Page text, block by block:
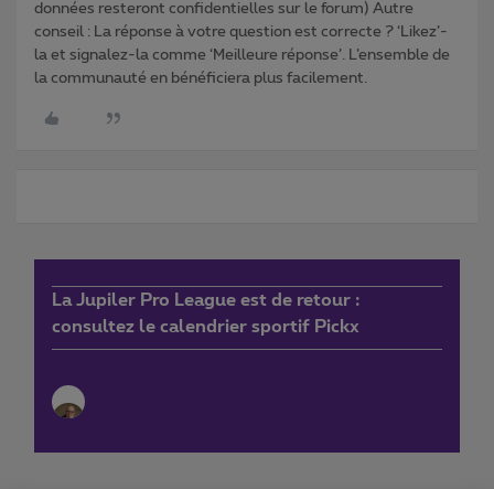
données resteront confidentielles sur le forum) Autre
conseil : La réponse à votre question est correcte ? ‘Likez’-
la et signalez-la comme ‘Meilleure réponse’. L’ensemble de
la communauté en bénéficiera plus facilement.
La Jupiler Pro League est de retour :
consultez le calendrier sportif Pickx